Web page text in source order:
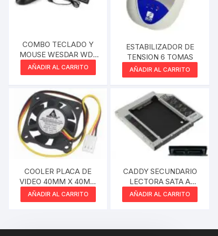
COMBO TECLADO Y
MOUSE WESDAR WD-
KM5-BL
AÑADIR AL CARRITO
ESTABILIZADOR DE
TENSION 6 TOMAS
AÑADIR AL CARRITO
COOLER PLACA DE
VIDEO 40MM X 40MM
X 10MM 12V 0.06A
AÑADIR AL CARRITO
CADDY SECUNDARIO
LECTORA SATA A
DISCO SATA 2.5 12.7MM
AÑADIR AL CARRITO